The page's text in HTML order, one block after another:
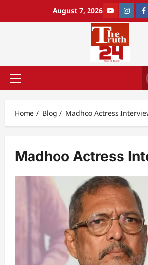
August 7, 2026
Home Blog Madhoo Actress
Madhoo Actress